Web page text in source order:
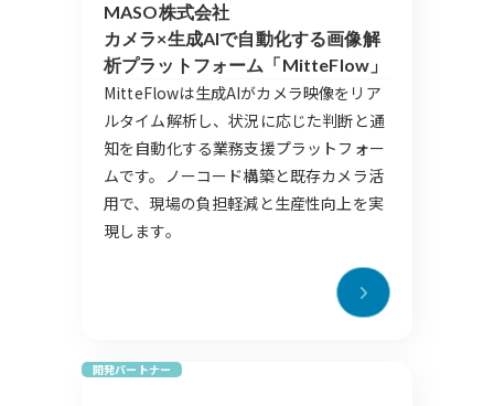
MASO株式会社
カメラ×生成AIで自動化する画像解
析プラットフォーム「MitteFlow」
MitteFlowは生成AIがカメラ映像をリア
ルタイム解析し、状況に応じた判断と通
知を自動化する業務支援プラットフォー
ムです。ノーコード構築と既存カメラ活
用で、現場の負担軽減と生産性向上を実
現します。
開発パートナー